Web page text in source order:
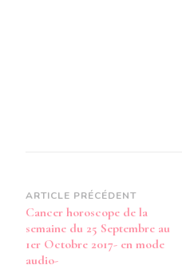
Navigation
d’article
ARTICLE PRÉCÉDENT
Cancer horoscope de la
semaine du 25 Septembre au
1er Octobre 2017- en mode
audio-